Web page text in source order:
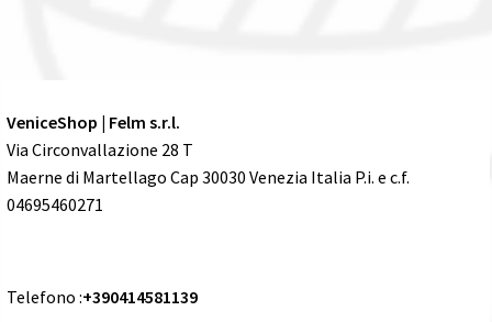
VeniceShop | Felm s.r.l.
Via Circonvallazione 28 T
Maerne di Martellago Cap 30030 Venezia Italia P.i. e c.f.
04695460271
Telefono :+390414581139